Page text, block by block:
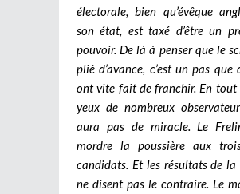
électorale, bien qu’évêque
son état, est taxé d’être un
pouvoir. De là à penser que le
plié d’avance, c’est un pas que
ont vite fait de franchir. En tout
yeux de nombreux
aura pas de miracle. Le
mordre la poussière aux
candidats. Et les résultats de
ne disent pas le contraire. Le